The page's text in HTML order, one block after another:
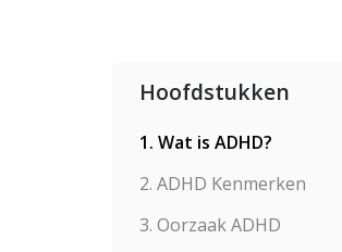
Hoofdstukken
1. Wat is ADHD?
2. ADHD Kenmerken
3. Oorzaak ADHD